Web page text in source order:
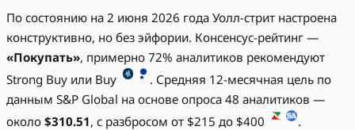
По состоянию на 2 июня 2026 года Уолл-стрит настроена
конструктивно, но без эйфории. Консенсус-рейтинг —
«Покупать», примерно 72% аналитиков рекомендуют
Strong Buy или Buy
. Средняя 12-месячная цель по
данным S&P Global на основе опроса 48 аналитиков —
около $310.51, с разбросом от $215 до $400
.